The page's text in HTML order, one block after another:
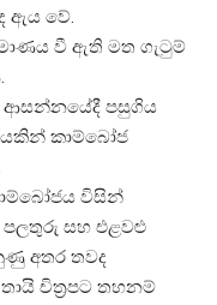
ඇය වේ.
වී ඇති මත ගැටුම්
ආසන්නයේදී පසුගිය
කාම්බෝජ
විසින්
සහ එළවළු
අතර තවද
චිත්‍රපට තහනම්